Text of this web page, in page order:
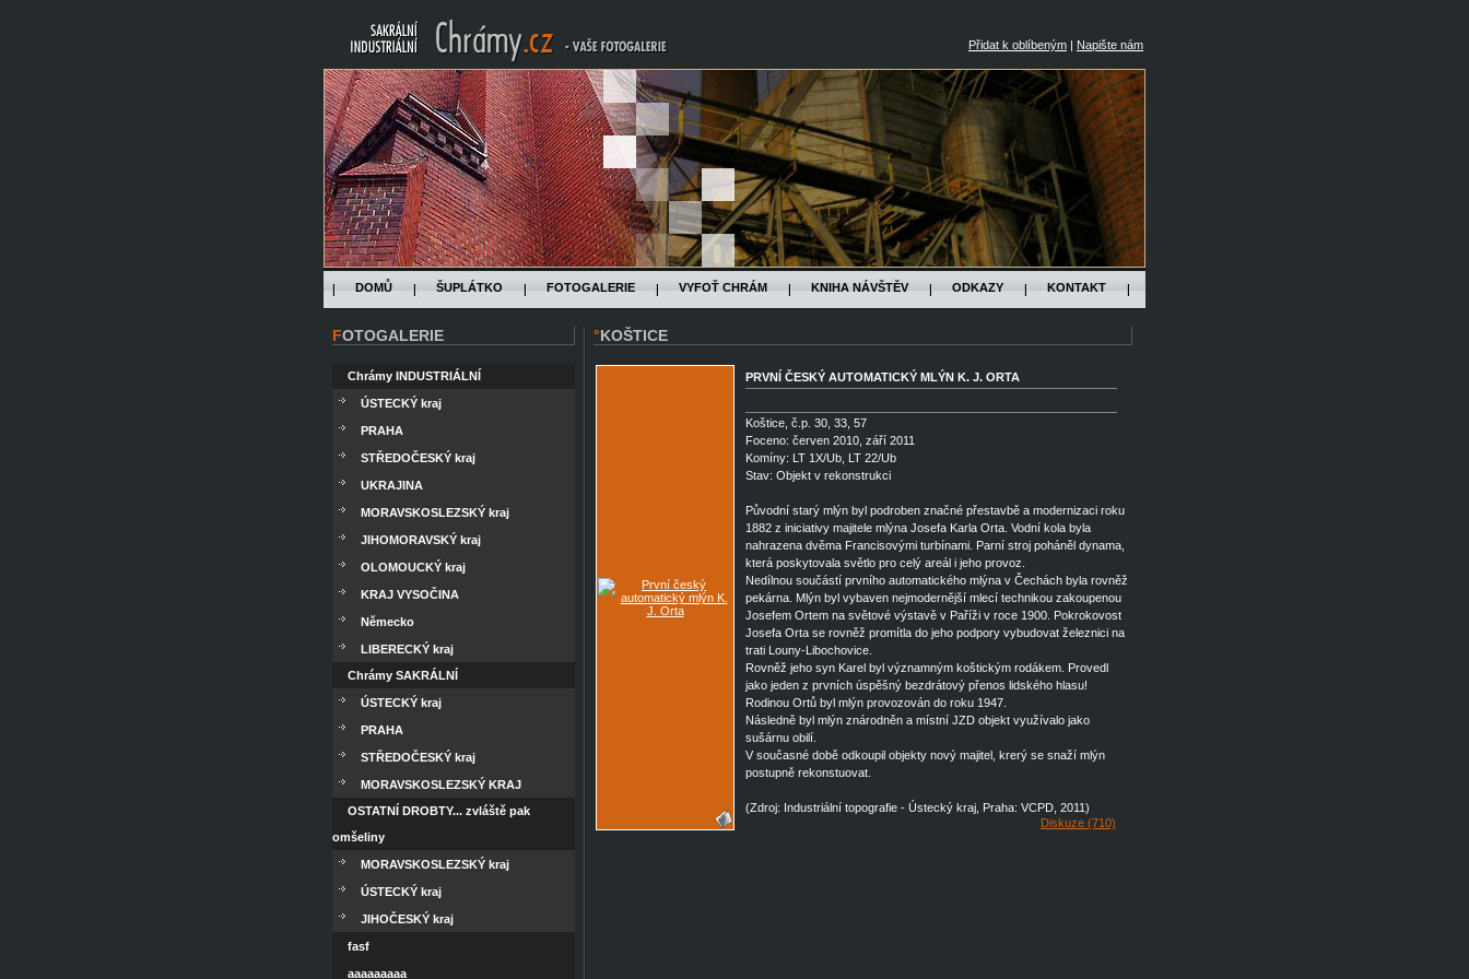
Přidat k oblíbeným | Napište nám
DOMŮ ŠUPLÁTKO FOTOGALERIE VYFOŤ CHRÁM KNIHA NÁVŠTĚV ODKAZY KONTAKT
FOTOGALERIE
Chrámy INDUSTRIÁLNÍ
ÚSTECKÝ kraj
PRAHA
STŘEDOČESKÝ kraj
UKRAJINA
MORAVSKOSLEZSKÝ kraj
JIHOMORAVSKÝ kraj
OLOMOUCKÝ kraj
KRAJ VYSOČINA
Německo
LIBERECKÝ kraj
Chrámy SAKRÁLNÍ
ÚSTECKÝ kraj
PRAHA
STŘEDOČESKÝ kraj
MORAVSKOSLEZSKÝ KRAJ
OSTATNÍ DROBTY... zvláště pak
omšeliny
MORAVSKOSLEZSKÝ kraj
ÚSTECKÝ kraj
JIHOČESKÝ kraj
fasf
aaaaaaaaa
°KOŠTICE
PRVNÍ ČESKÝ AUTOMATICKÝ MLÝN K. J. ORTA
Koštice, č.p. 30, 33, 57
Foceno: červen 2010, září 2011
Komíny: LT 1X/Ub, LT 22/Ub
Stav: Objekt v rekonstrukci
Původní starý mlýn byl podroben značné přestavbě a modernizaci roku
1882 z iniciativy majitele mlýna Josefa Karla Orta. Vodní kola byla
nahrazena dvěma Francisovými turbínami. Parní stroj poháněl dynama,
která poskytovala světlo pro celý areál i jeho provoz.
Nedílnou součástí prvního automatického mlýna v Čechách byla rovněž
pekárna. Mlýn byl vybaven nejmodernější mlecí technikou zakoupenou
Josefem Ortem na světové výstavě v Paříži v roce 1900. Pokrokovost
Josefa Orta se rovněž promítla do jeho podpory vybudovat železnici na
trati Louny-Libochovice.
Rovněž jeho syn Karel byl významným koštickým rodákem. Provedl
jako jeden z prvních úspěšný bezdrátový přenos lidského hlasu!
Rodinou Ortů byl mlýn provozován do roku 1947.
Následně byl mlýn znárodněn a místní JZD objekt využívalo jako
sušárnu obilí.
V současné době odkoupil objekty nový majitel, krerý se snaží mlýn
postupně rekonstuovat.
(Zdroj: Industriální topografie - Ústecký kraj, Praha: VCPD, 2011)
Diskuze (710)